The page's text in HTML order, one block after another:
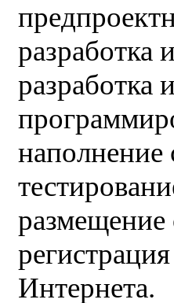
разработка
разработка
наполнение
размещение
Интернета.